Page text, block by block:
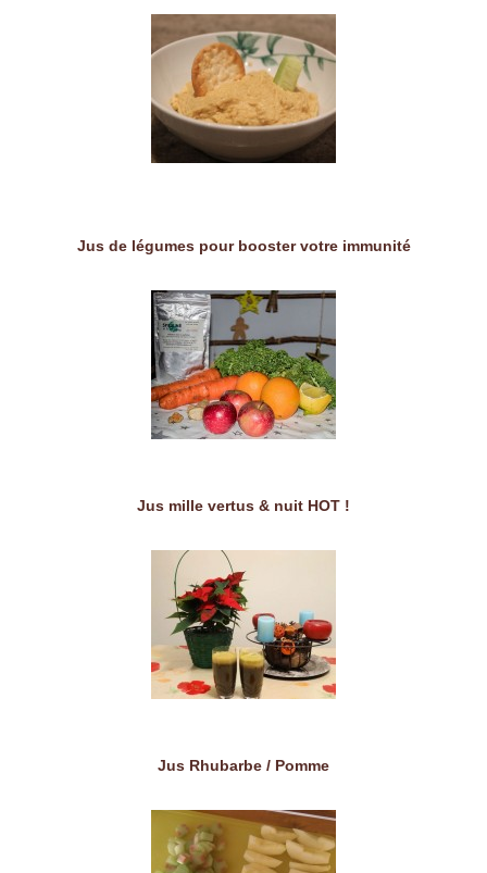
Jus de légumes pour booster votre immunité
Jus mille vertus & nuit HOT !
Jus Rhubarbe / Pomme